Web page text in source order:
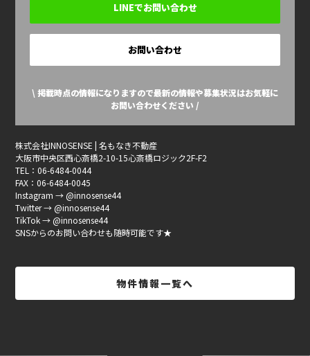
LINEでお問い合わせ
お問い合わせ
\ 掲載時点の情報になりますので最新の情報や募集状況はお気軽に
お問い合わせください /
株式会社INNOSENSE | 名もなき不動産
大阪市中央区西心斎橋2-10-15心斎橋ロジック2F-F2
TEL：06-6484-0044
FAX：06-6484-0045
Instagram → @innosense44
Twitter → @innosense44
TikTok → @innosense44
SNSからのお問い合わせも随時可能です★
物件情報一覧へ